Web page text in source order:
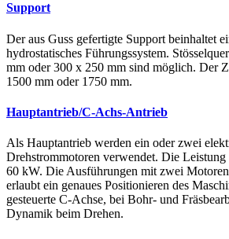
Support
Der aus Guss gefertigte Support beinhaltet
hydrostatisches Führungssystem.
mm oder 300 x 250 mm sind möglich. Der
1500 mm oder 1750 mm.
Hauptantrieb/C-Achs-Antrieb
Als Hauptantrieb werden ein oder zwei
Drehstrommotoren verwendet. Die
60 kW. Die Ausführungen mit zwei
erlaubt ein genaues Positionieren des
gesteuerte C-Achse, bei Bohr- und
Dynamik beim Drehen.